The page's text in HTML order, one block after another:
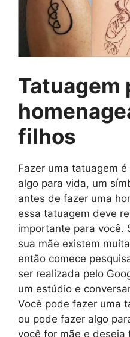
Tatuagem
filhos
Fazer uma tatuagem
algo para vida, um
antes de fazer uma
essa tatuagem deve
importante para você.
sua mãe existem
então comece
ser realizada pelo
um estúdio e
Você pode fazer uma
ou pode fazer algo
você for mãe e deseja